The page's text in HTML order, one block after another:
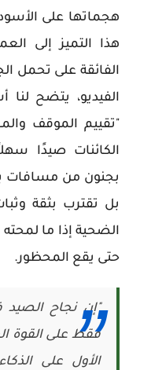
هجماتها على
هذا التميز إلى
الفائقة على تحمل
الفيديو، يتضح
"تقييم الموقف
الكائنات صيدًا
بجنون من مسافات
بل تقترب بثقة
الضحية إذا ما لمحته
حتى يقع المحظور.
"إن نجاح الصيد
فقط على القوة
الأول على